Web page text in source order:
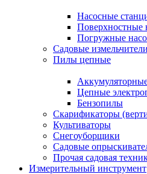
Насосные
Поверхностные
Погружные
Садовые измельчители
Пилы цепные
Цепные
Бензопилы
Скарификаторы
Культиваторы
Снегоуборщики
Садовые
Прочая садовая
Измерительный инструмент